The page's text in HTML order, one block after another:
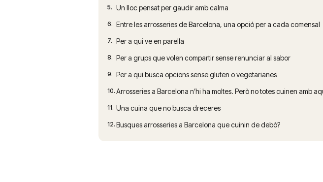
5. Un lloc pensat per gaudir amb calma
6. Entre les arrosseries de Barcelona, una opció per a cada comensal
7. Per a qui ve en parella
8. Per a grups que volen compartir sense renunciar al sabor
9. Per a qui busca opcions sense gluten o vegetarianes
10. Arrosseries a Barcelona n’hi ha moltes. Però no totes cuinen amb
11. Una cuina que no busca dreceres
12. Busques arrosseries a Barcelona que cuinin de debò?